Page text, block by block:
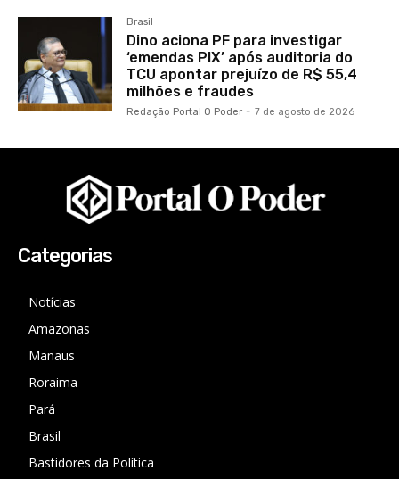
Brasil
Dino aciona PF para investigar
‘emendas PIX’ após auditoria do
TCU apontar prejuízo de R$ 55,4
milhões e fraudes
Redação Portal O Poder - 7 de agosto de 2026
Categorias
Notícias
Amazonas
Manaus
Roraima
Pará
Brasil
Bastidores da Política